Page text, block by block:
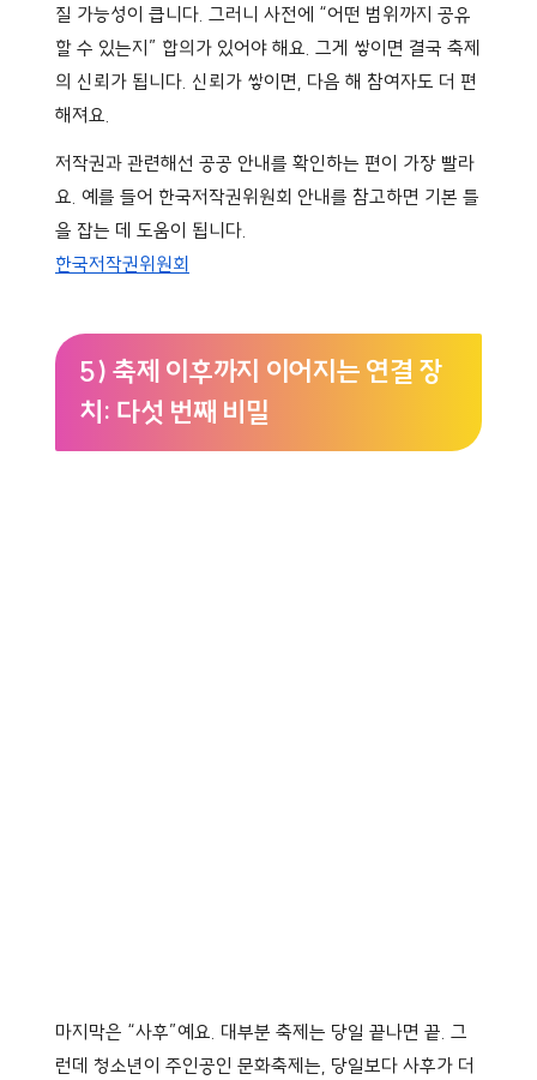
질 가능성이 큽니다. 그러니 사전에 “어떤 범위까지 공유
할 수 있는지” 합의가 있어야 해요. 그게 쌓이면 결국 축제
의 신뢰가 됩니다. 신뢰가 쌓이면, 다음 해 참여자도 더 편
해져요.
저작권과 관련해선 공공 안내를 확인하는 편이 가장 빨라
요. 예를 들어 한국저작권위원회 안내를 참고하면 기본 틀
을 잡는 데 도움이 됩니다.
한국저작권위원회
5) 축제 이후까지 이어지는 연결 장
치: 다섯 번째 비밀
마지막은 “사후”예요. 대부분 축제는 당일 끝나면 끝. 그
런데 청소년이 주인공인 문화축제는, 당일보다 사후가 더